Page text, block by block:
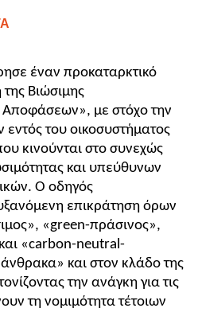
έναν προκαταρκτικό
Βιώσιμης
Αποφάσεων», με στόχο την
του οικοσυστήματος
κινούνται στο συνεχώς
και υπεύθυνων
Ο οδηγός
επικράτηση όρων
«green-πράσινος»,
«carbon-neutral-
και στον κλάδο της
την ανάγκη για τις
τη νομιμότητα τέτοιων